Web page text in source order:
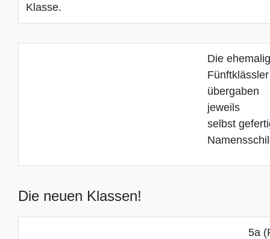
Klasse.
Die
Fünftklässler
übergaben
jeweils
selbst
Die neuen Klassen!
5a